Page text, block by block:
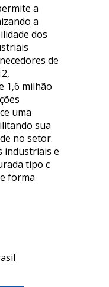
a
a
dos
de
1,6 milhão
uma
sua
no setor.
industriais e
tipo c
forma